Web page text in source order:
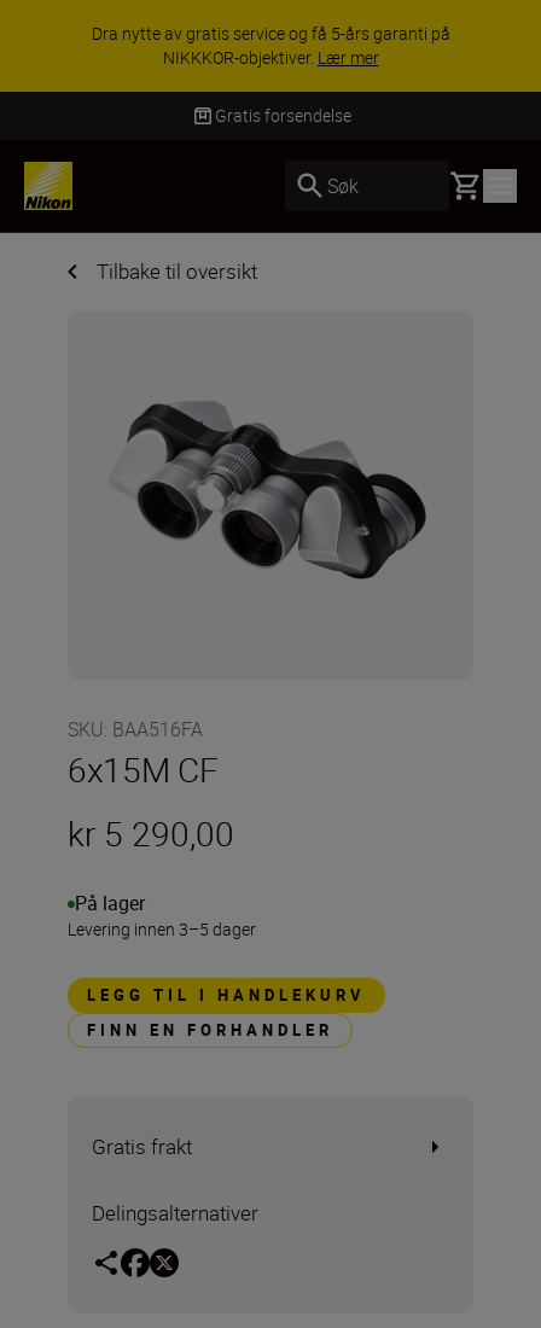
Dra nytte av gratis service og få 5-års garanti på
NIKKKOR-objektiver. Lær mer
Gratis forsendelse
Søk Basket
Tilbake til oversikt
SKU: BAA516FA
6x15M CF
kr 5 290,00
På lager
Levering innen 3–5 dager
LEGG TIL I HANDLEKURV
FINN EN FORHANDLER
Gratis frakt
Delingsalternativer